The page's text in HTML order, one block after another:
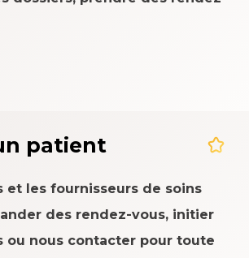
patient
et les fournisseurs de soins
des rendez-vous, initier
ou nous contacter pour toute